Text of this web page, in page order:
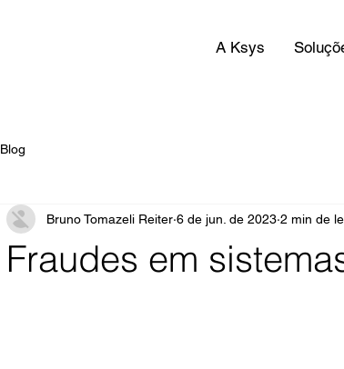
A Ksys
Blog
Fraudes em
Bruno Tomazeli Reiter 6 de jun. de 2023 2 min de